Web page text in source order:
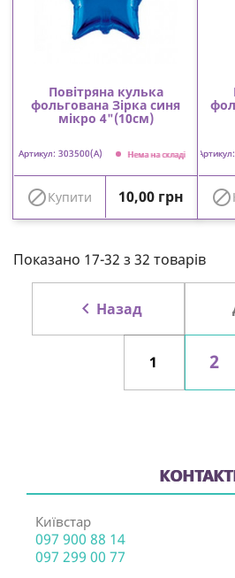
Повітряна кулька
фольгована Зірка синя
мікро 4"(10см)
Артикул: 303500(А) Нема на складі
Купити Ціна
10,00 грн 
Показано 17-32 з 32 товарів
 Назад
1 2
Київстар
097 900 88 14
097 299 00 77